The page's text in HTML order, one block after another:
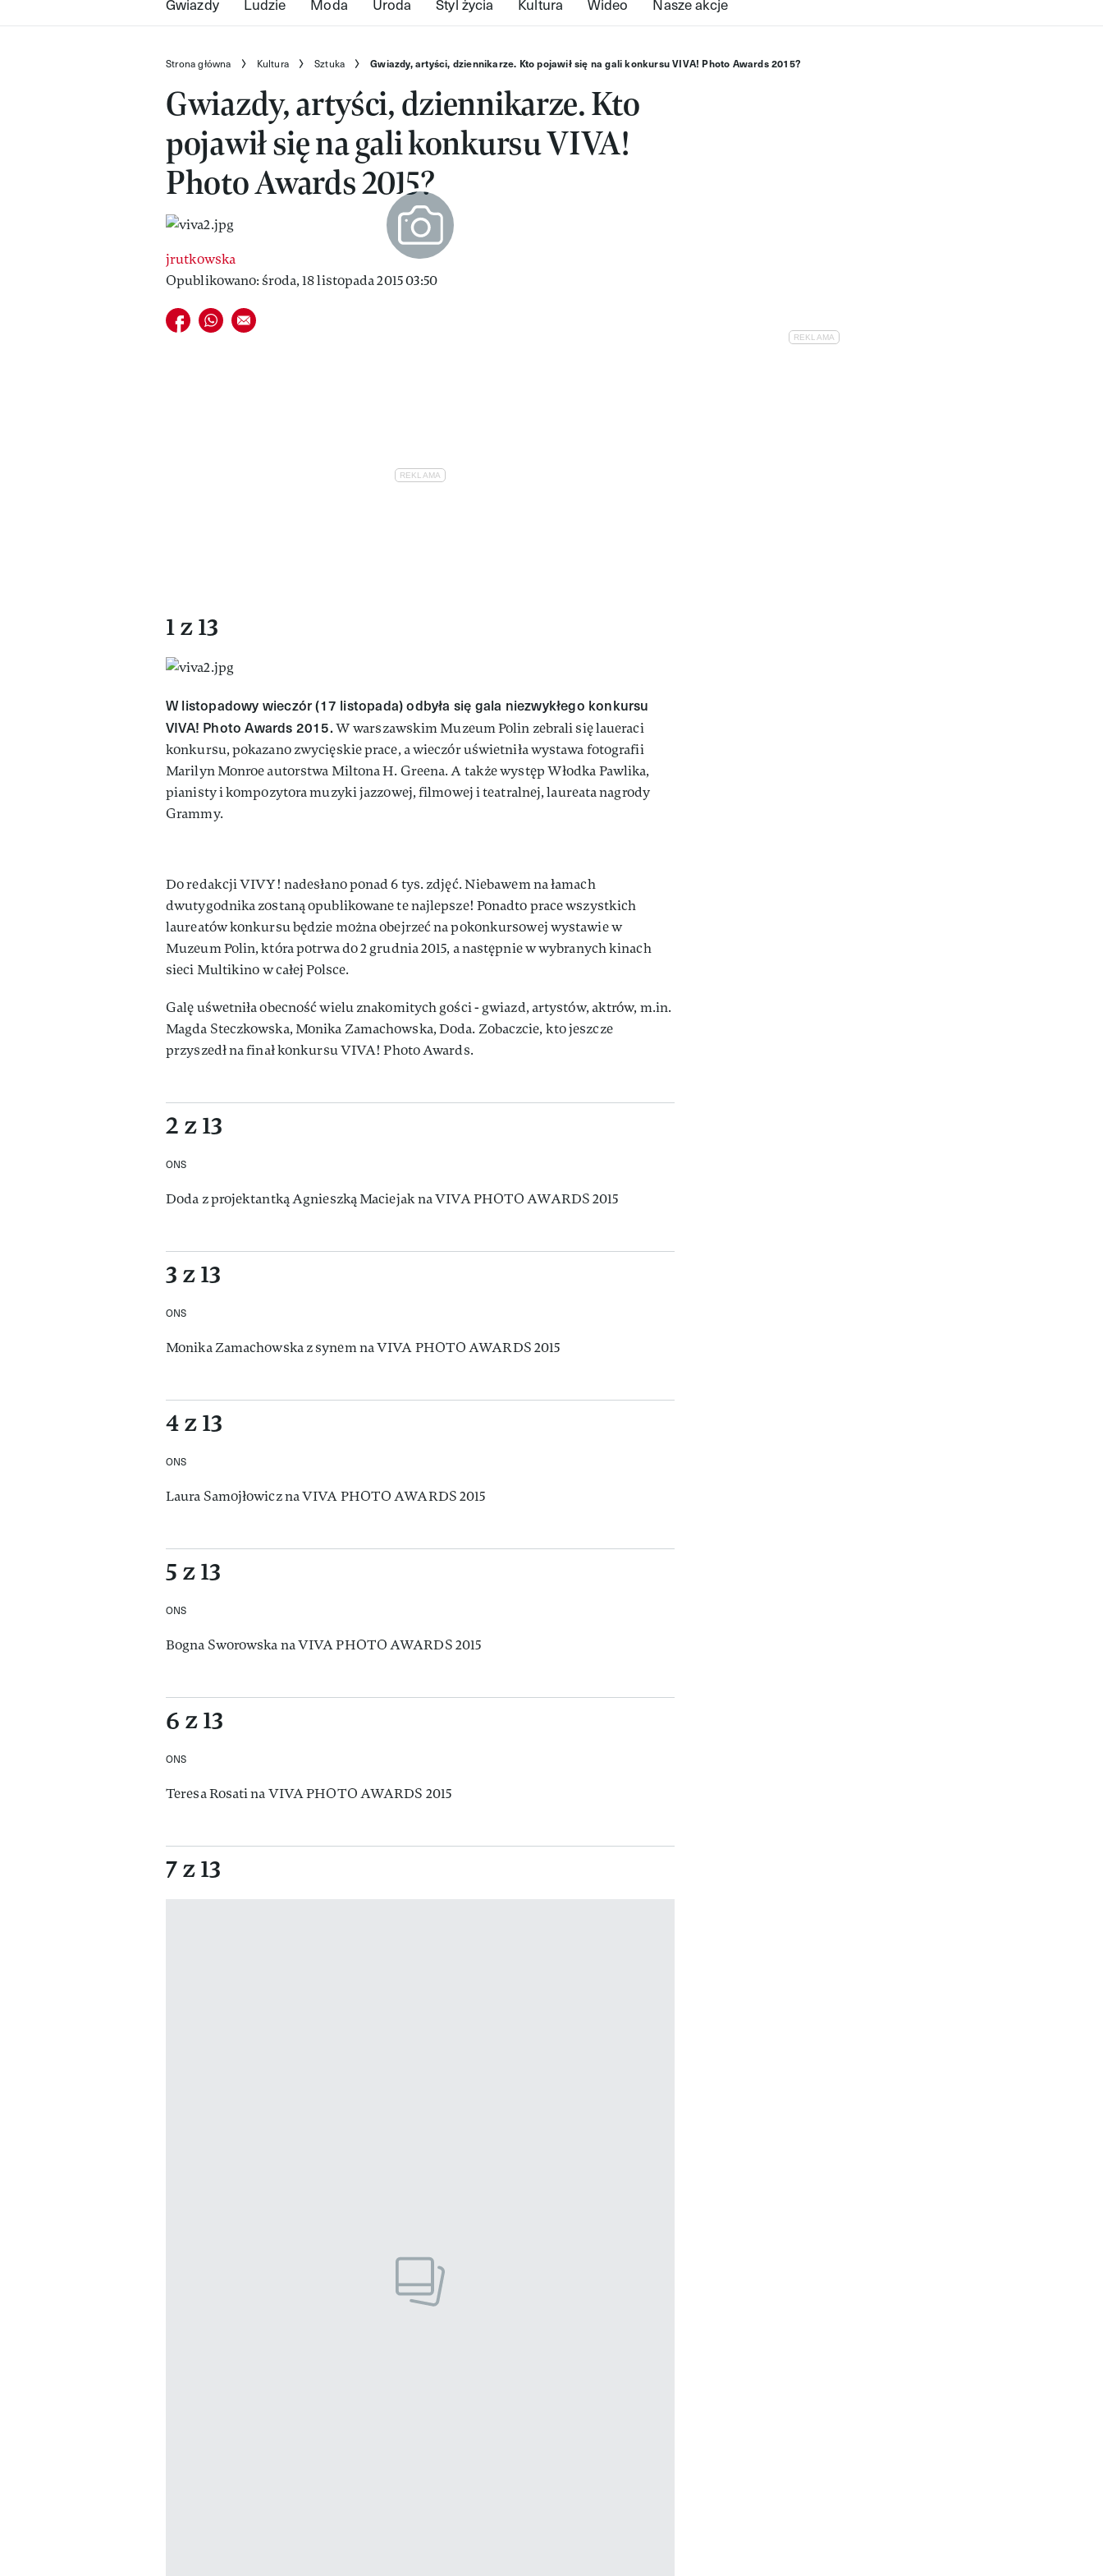
Strona główna Kultura Sztuka Gwiazdy, artyści, dziennikarze. Kto pojawił się na gali konkursu VIVA! Photo Awards 2015?
Gwiazdy, artyści, dziennikarze. Kto
pojawił się na gali konkursu VIVA!
Photo Awards 2015?
jrutkowska
Opublikowano: środa, 18 listopada 2015 03:50
Udostępnij na facebook
Udostępnij na whatsapp
E-mail do przyjaciela
1 z 13
W listopadowy wieczór (17 listopada) odbyła się gala niezwykłego konkursu
VIVA! Photo Awards 2015.W warszawskim Muzeum Polin zebrali się laueraci
konkursu, pokazano zwycięskie prace, a wieczór uświetniła wystawa fotografii
Marilyn Monroe autorstwa Miltona H. Greena. A także występ Włodka Pawlika,
pianisty i kompozytora muzyki jazzowej, filmowej i teatralnej, laureata nagrody
Grammy.
Do redakcji VIVY! nadesłano ponad 6 tys. zdjęć. Niebawem na łamach
dwutygodnika zostaną opublikowane te najlepsze! Ponadto prace wszystkich
laureatów konkursu będzie można obejrzeć na pokonkursowej wystawie w
Muzeum Polin, która potrwa do 2 grudnia 2015, a następnie w wybranych kinach
sieci Multikino w całej Polsce.
Galę uśwetniła obecność wielu znakomitych gości - gwiazd, artystów, aktrów, m.in.
Magda Steczkowska, Monika Zamachowska, Doda. Zobaczcie, kto jeszcze
przyszedł na finał konkursu VIVA! Photo Awards.
2 z 13
ONS
Doda z projektantką Agnieszką Maciejak na VIVA PHOTO AWARDS 2015
3 z 13
ONS
Monika Zamachowska z synem na VIVA PHOTO AWARDS 2015
4 z 13
ONS
Laura Samojłowicz na VIVA PHOTO AWARDS 2015
5 z 13
ONS
Bogna Sworowska na VIVA PHOTO AWARDS 2015
6 z 13
ONS
Teresa Rosati na VIVA PHOTO AWARDS 2015
7 z 13